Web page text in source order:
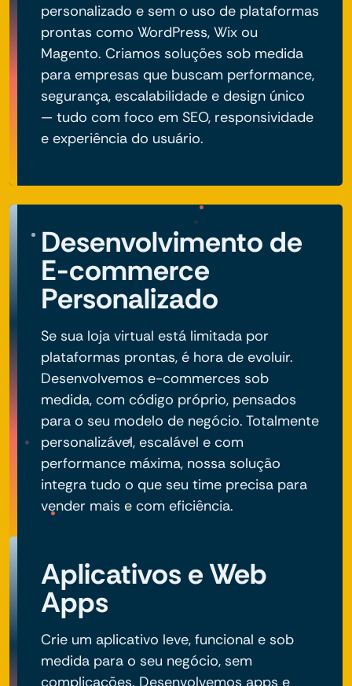
personalizado e sem o uso de plataformas
prontas como WordPress, Wix ou
Magento. Criamos soluções sob medida
para empresas que buscam performance,
segurança, escalabilidade e design único
— tudo com foco em SEO, responsividade
e experiência do usuário.
Desenvolvimento de
E-commerce
Personalizado
Se sua loja virtual está limitada por
plataformas prontas, é hora de evoluir.
Desenvolvemos e-commerces sob
medida, com código próprio, pensados
para o seu modelo de negócio. Totalmente
personalizável, escalável e com
performance máxima, nossa solução
integra tudo o que seu time precisa para
vender mais e com eficiência.
Aplicativos e Web
Apps
Crie um aplicativo leve, funcional e sob
medida para o seu negócio, sem
complicações. Desenvolvemos apps e